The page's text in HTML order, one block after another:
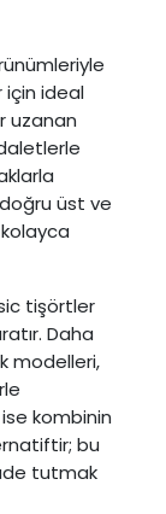
için ideal
uzanan
üst ve
tişörtler
Daha
modelleri,
kombinin
bu
tutmak